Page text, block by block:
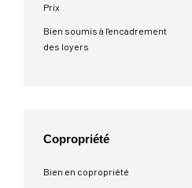
Prix
Bien soumis à l'encadrement
des loyers
Copropriété
Bien en copropriété